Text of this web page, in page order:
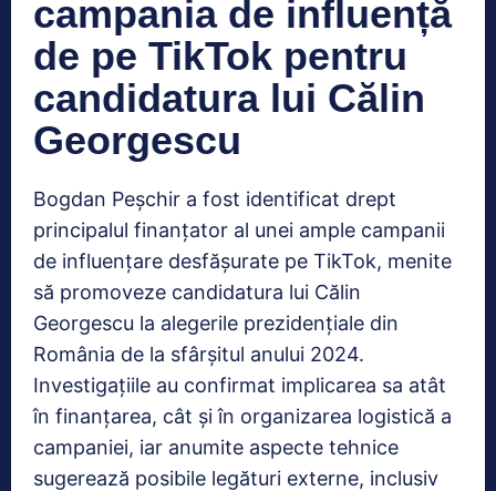
campania de influență
de pe TikTok pentru
candidatura lui Călin
Georgescu
Bogdan Peșchir a fost identificat drept
principalul finanțator al unei ample campanii
de influențare desfășurate pe TikTok, menite
să promoveze candidatura lui Călin
Georgescu la alegerile prezidențiale din
România de la sfârșitul anului 2024.
Investigațiile au confirmat implicarea sa atât
în finanțarea, cât și în organizarea logistică a
campaniei, iar anumite aspecte tehnice
sugerează posibile legături externe, inclusiv